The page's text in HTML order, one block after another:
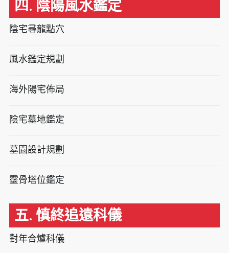
四. 陰陽風水鑑定
陰宅尋龍點穴
風水鑑定規劃
海外陽宅佈局
陰宅墓地鑑定
墓園設計規劃
靈骨塔位鑑定
五. 慎終追遠科儀
對年合爐科儀